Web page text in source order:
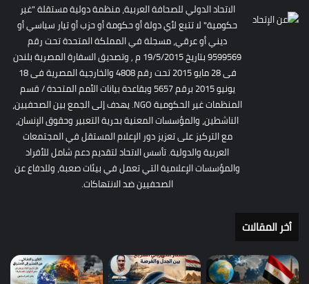
الاتحاد الدولي للصحافة العربية، منظمة دولية مستقلة "غير
حكومية" لا تتبع لأي دولة أو حكومة أو حزب أو تيار سياسي أو
ديني أو عرقي، مسجلة في المملكة المتحدة تحت رقم
9599569 بتاريخ 19/5/2015 م , وتصديق السفارة المصرية بلندن
فى 28 مايو 2015 تحت رقم 4808 والخارجية المصرية فى 18
يونيو 2015 برقم 5657 وبقاعدة بيانات الأمم المتحدة / قسم
المنظمات غير الحكومية NGO. يهدف إلى الجمع بين الصحفيين،
الناشطين، والمؤسسات المعنية بحرية التعبير وحقوق الإنسان،
مع التركيز على تعزيز دور الإعلام المستقل في المجتمعات
العربية والدولية. تأسس الاتحاد لتقديم دعم شامل للأفراد
والمؤسسات الإعلامية التي تعمل في بيئات صعبة، وللدفاع عن
الصحفيين ضد الانتهاكات.
أخر المقالات